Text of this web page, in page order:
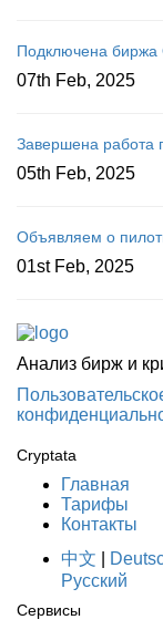
Подключена биржа
07th Feb, 2025
Завершена работа
05th Feb, 2025
Объявляем о
01st Feb, 2025
Анализ бирж и
Cryptata
Главная
Тарифы
Контакты
中文
Русский
Сервисы